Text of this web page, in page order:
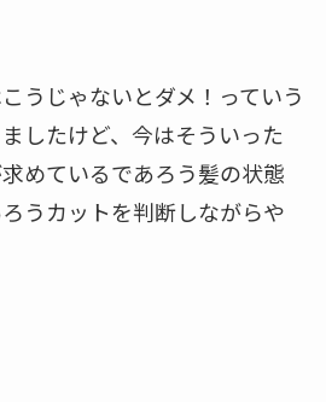
うじゃないとダメ！っていう
したけど、今はそういった
めているであろう髪の状態
うカットを判断しながらや